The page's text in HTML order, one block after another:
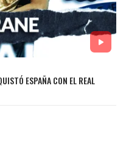
ESPAÑA CON EL REAL